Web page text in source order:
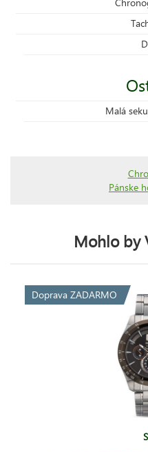
Malá
Pánske
Mohlo by
Doprava ZADARMO